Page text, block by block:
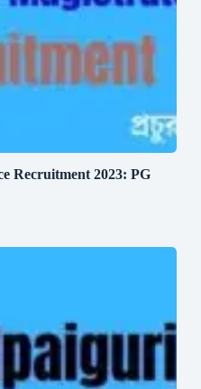
Recruitment 2023: PG